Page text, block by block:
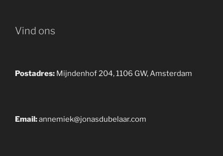
Vind ons
Postadres: Mijndenhof 204, 1106 GW, Amsterdam
Email:annemiek@jonasdubelaar.com